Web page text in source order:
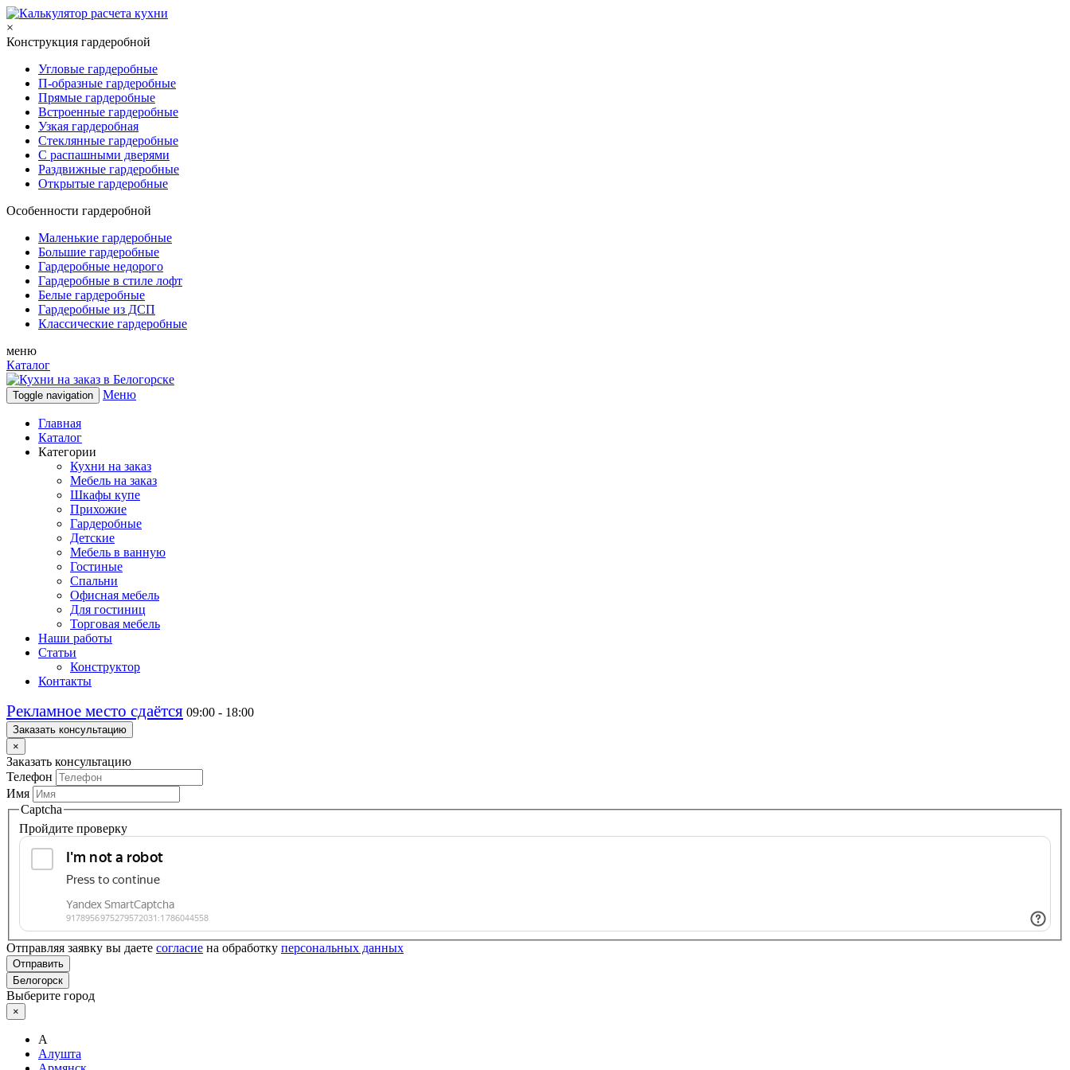
×
Конструкция гардеробной
Угловые гардеробные
П-образные гардеробные
Прямые гардеробные
Встроенные гардеробные
Узкая гардеробная
Стеклянные гардеробные
С распашными дверями
Раздвижные гардеробные
Открытые гардеробные
Особенности гардеробной
Маленькие гардеробные
Большие гардеробные
Гардеробные недорого
Гардеробные в стиле лофт
Белые гардеробные
Гардеробные из ДСП
Классические гардеробные
меню
Каталог
Toggle navigation Меню
Главная
Каталог
Категории
Кухни на заказ
Мебель на заказ
Шкафы купе
Прихожие
Гардеробные
Детские
Мебель в ванную
Гостиные
Спальни
Офисная мебель
Для гостиниц
Торговая мебель
Наши работы
Статьи
Конструктор
Контакты
Рекламное место сдаётся 09:00 - 18:00
Заказать консультацию
×
Заказать консультацию
Телефон
Имя
Captcha
Пройдите проверку
Отправляя заявку вы даете согласие на обработку персональных данных
Отправить
Белогорск
Выберите город
×
А
Алушта